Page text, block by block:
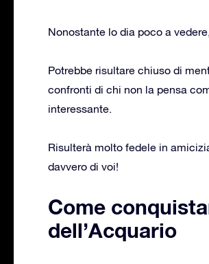
Nonostante lo dia poco a
Potrebbe risultare chiuso di
confronti di chi non la pensa
interessante.
Risulterà molto fedele in
davvero di voi!
Come
dell’Acquario